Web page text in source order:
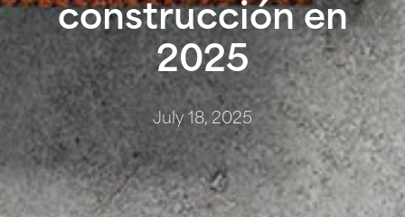
construcción en
2025
July 18, 2025